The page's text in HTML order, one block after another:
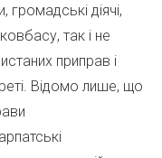
громадські діячі,
так і не
приправ і
Відомо лише, що